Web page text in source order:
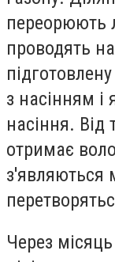
переорюють
проводять
з насінням і
насіння. Від
отримає
з'являються
Через